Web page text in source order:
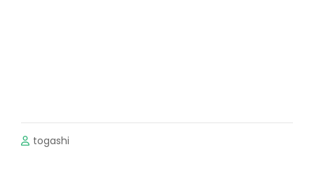
togashi